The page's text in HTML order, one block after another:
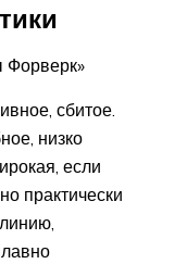
Форверк»
сбитое.
низко
если
практически